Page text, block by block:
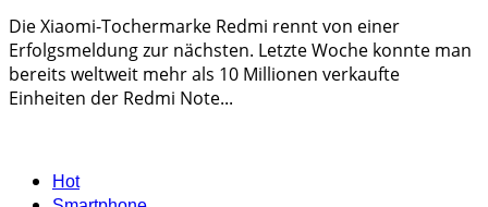
Die Xiaomi-Tochermarke Redmi rennt von einer
Erfolgsmeldung zur nächsten. Letzte Woche konnte man
bereits weltweit mehr als 10 Millionen verkaufte
Einheiten der Redmi Note...
Categories
Hot